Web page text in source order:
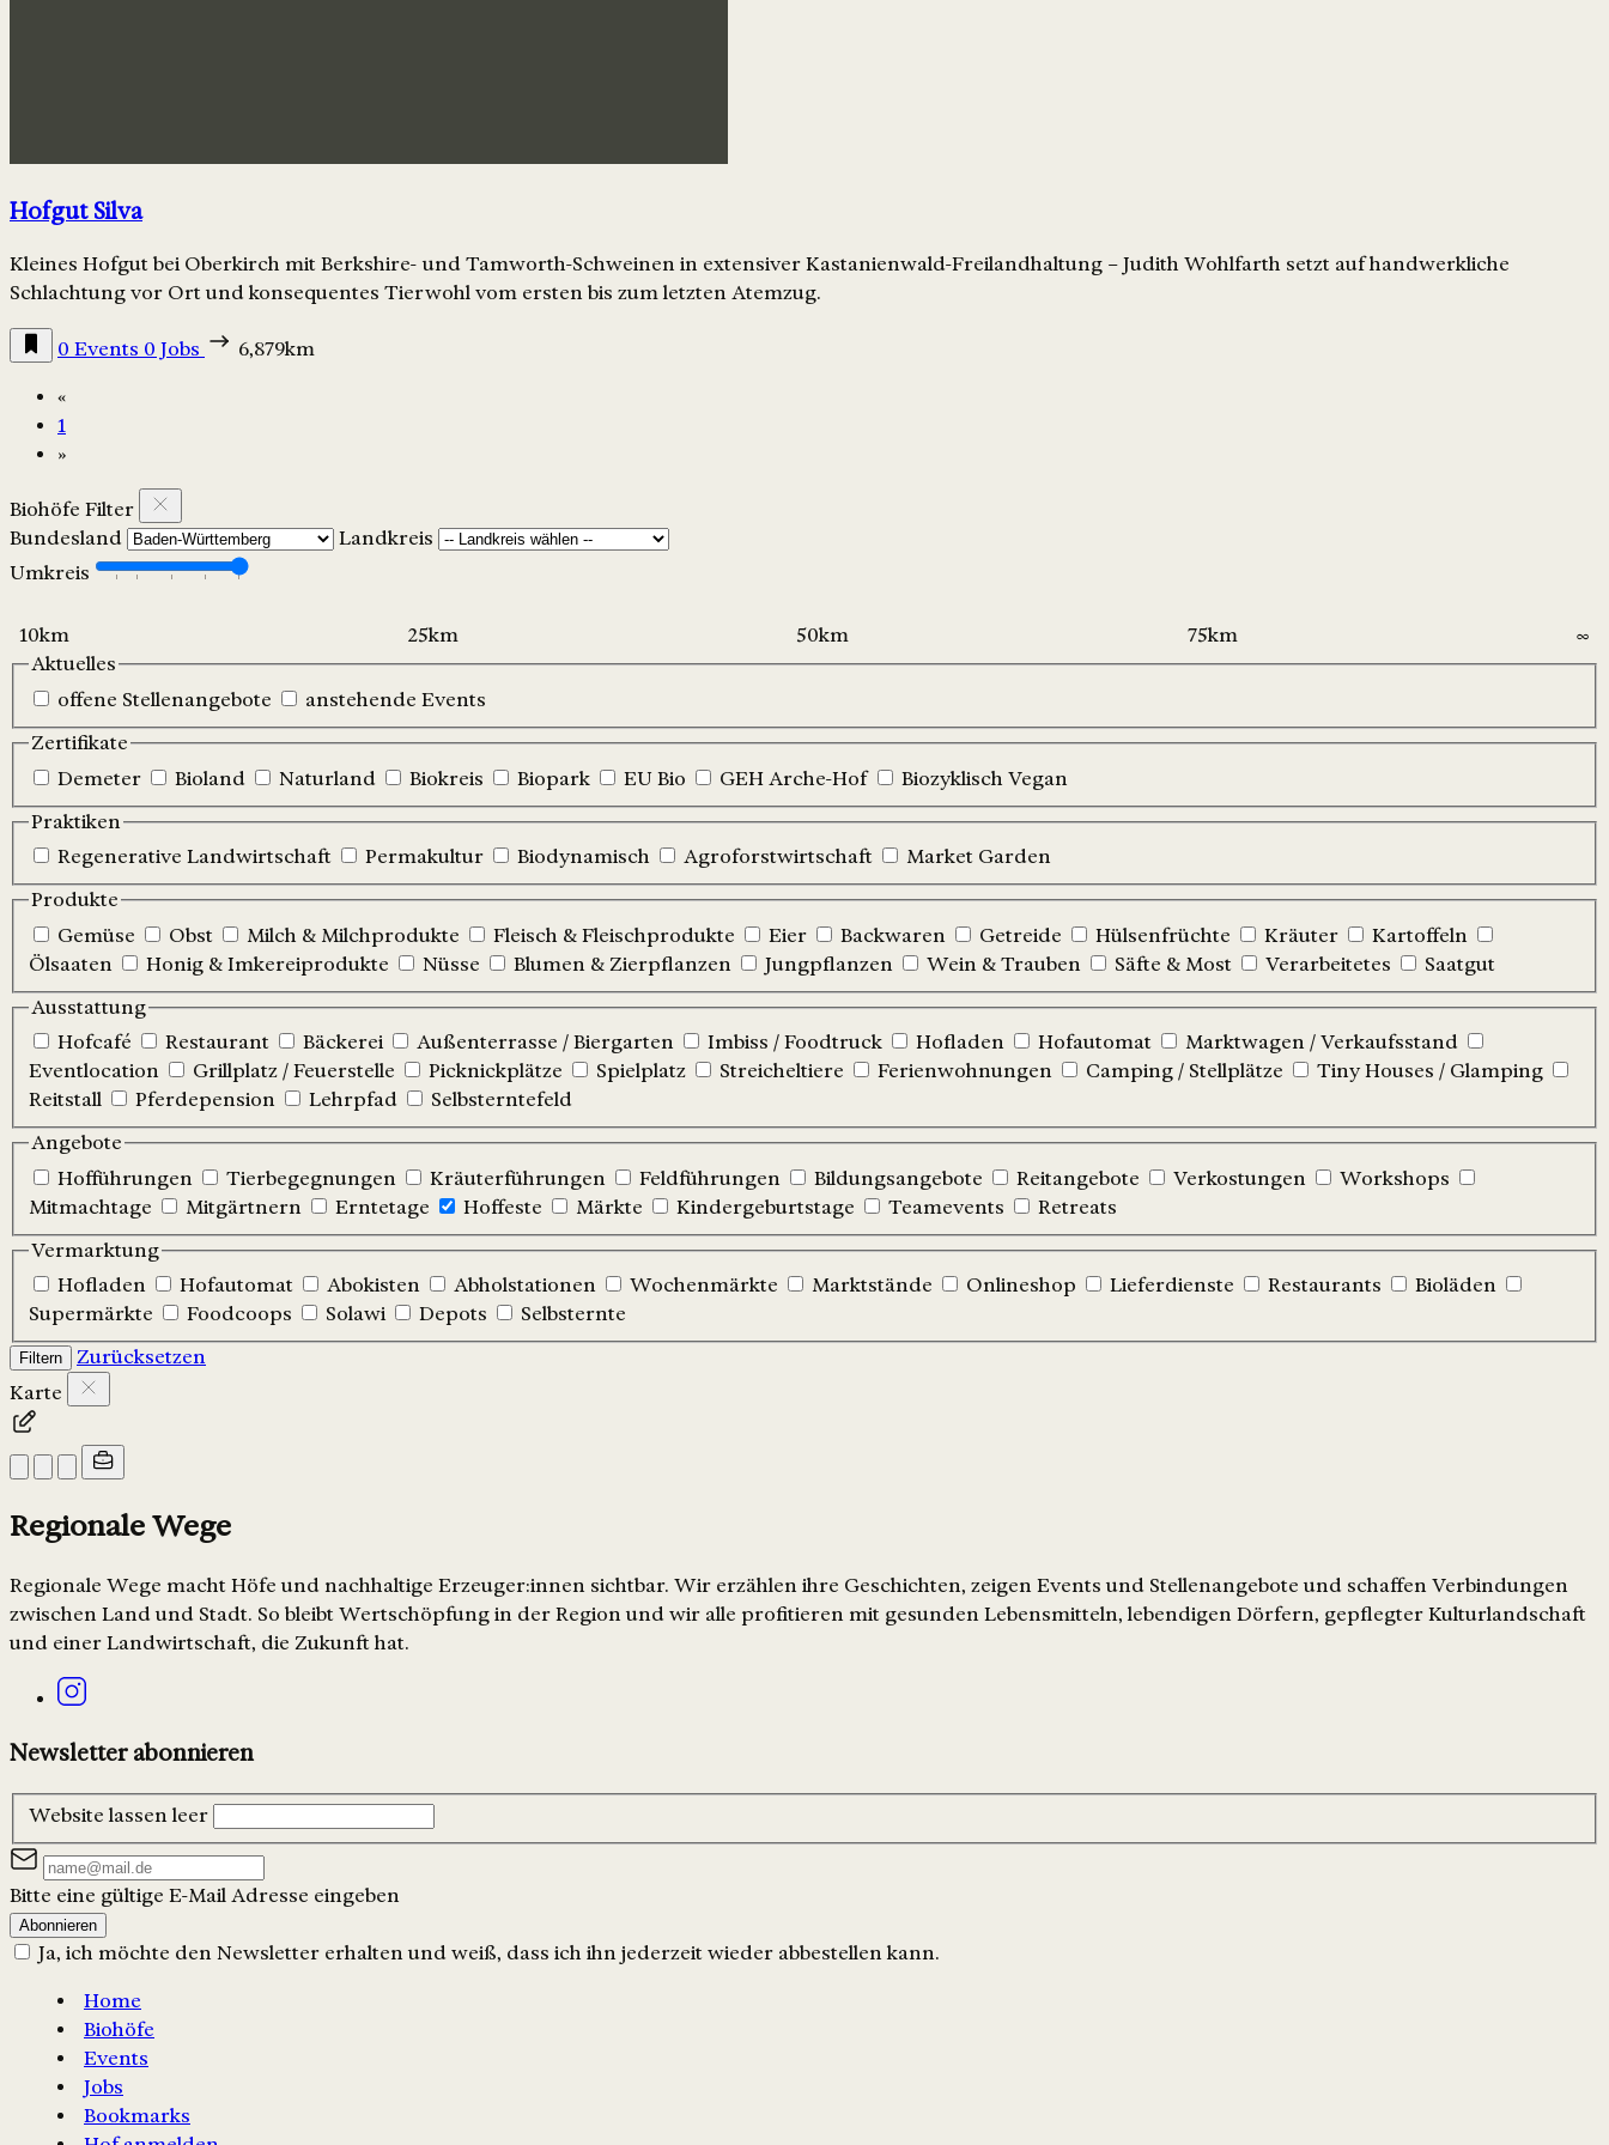
Hofgut Silva
Kleines Hofgut bei Oberkirch mit Berkshire- und Tamworth-Schweinen in extensiver Kastanienwald-Freilandhaltung – Judith Wohlfarth setzt auf handwerkliche
Schlachtung vor Ort und konsequentes Tierwohl vom ersten bis zum letzten Atemzug.
0 Events 0 Jobs 6,879km
«
1
»
Biohöfe Filter
Bundesland
Landkreis
Umkreis
Aktuelles
offene Stellenangebote
anstehende Events
Zertifikate
Demeter
Bioland Naturland Biokreis Biopark EU Bio GEH Arche-Hof
Biozyklisch Vegan
Praktiken
Regenerative Landwirtschaft
Permakultur Biodynamisch Agroforstwirtschaft
Market Garden
Produkte
Gemüse
Obst Milch & Milchprodukte Fleisch & Fleischprodukte Eier Backwaren Getreide Hülsenfrüchte Kräuter
Kartoffeln
Ölsaaten
Honig & Imkereiprodukte Nüsse Blumen & Zierpflanzen Jungpflanzen Wein & Trauben Säfte & Most Verarbeitetes
Saatgut
Ausstattung
Hofcafé
Restaurant Bäckerei Außenterrasse / Biergarten Imbiss / Foodtruck Hofladen Hofautomat
Marktwagen / Verkaufsstand
Eventlocation
Grillplatz / Feuerstelle Picknickplätze Spielplatz Streicheltiere Ferienwohnungen Camping / Stellplätze
Tiny Houses / Glamping
Reitstall
Pferdepension Lehrpfad
Selbsterntefeld
Angebote
Hofführungen
Tierbegegnungen Kräuterführungen Feldführungen Bildungsangebote Reitangebote Verkostungen
Workshops
Mitmachtage
Mitgärtnern Erntetage Hoffeste Märkte Kindergeburtstage Teamevents
Retreats
Vermarktung
Hofladen
Hofautomat Abokisten Abholstationen Wochenmärkte Marktstände Onlineshop Lieferdienste Restaurants
Bioläden
Supermärkte
Foodcoops Solawi Depots Selbsternte
Filtern
Zurücksetzen
Karte
Regionale Wege
Regionale Wege macht Höfe und nachhaltige Erzeuger:innen sichtbar. Wir erzählen ihre Geschichten, zeigen Events und Stellenangebote und schaffen Verbindungen
zwischen Land und Stadt. So bleibt Wertschöpfung in der Region und wir alle profitieren mit gesunden Lebensmitteln, lebendigen Dörfern, gepflegter Kulturlandschaft
und einer Landwirtschaft, die Zukunft hat.
Newsletter abonnieren
Website lassen leer
Bitte eine gültige E-Mail Adresse eingeben
Abonnieren
Ja, ich möchte den Newsletter erhalten und weiß, dass ich ihn jederzeit wieder abbestellen kann.
Home
Biohöfe
Events
Jobs
Bookmarks